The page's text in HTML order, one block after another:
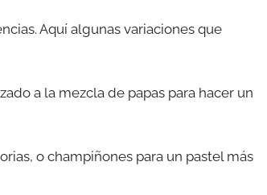
Aquí algunas variaciones que
a la mezcla de papas para hacer un
o champiñones para un pastel más